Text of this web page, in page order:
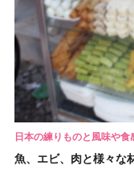
日本の練りものと風味や食
魚、エビ、肉と様々な